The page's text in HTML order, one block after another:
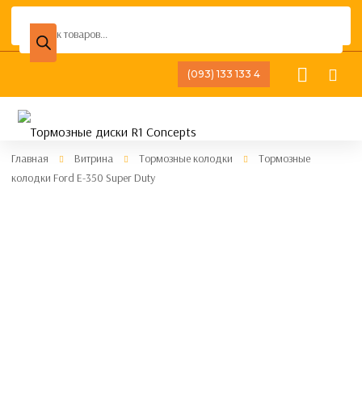
Поиск
товаров
(093) 133 133 4
Главная Витрина Тормозные колодки
Тормозные
колодки Ford E-350 Super Duty